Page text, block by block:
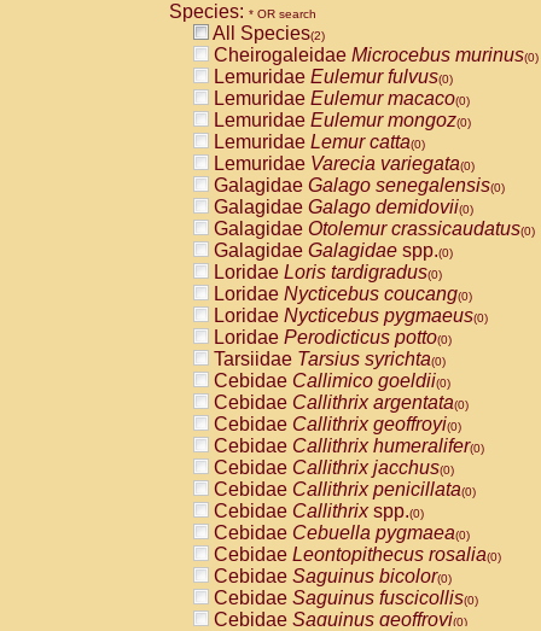
Species: * OR search
All Species(2)
Cheirogaleidae Microcebus murinus(0)
Lemuridae Eulemur fulvus(0)
Lemuridae Eulemur macaco(0)
Lemuridae Eulemur mongoz(0)
Lemuridae Lemur catta(0)
Lemuridae Varecia variegata(0)
Galagidae Galago senegalensis(0)
Galagidae Galago demidovii(0)
Galagidae Otolemur crassicaudatus(0)
Galagidae Galagidae spp.(0)
Loridae Loris tardigradus(0)
Loridae Nycticebus coucang(0)
Loridae Nycticebus pygmaeus(0)
Loridae Perodicticus potto(0)
Tarsiidae Tarsius syrichta(0)
Cebidae Callimico goeldii(0)
Cebidae Callithrix argentata(0)
Cebidae Callithrix geoffroyi(0)
Cebidae Callithrix humeralifer(0)
Cebidae Callithrix jacchus(0)
Cebidae Callithrix penicillata(0)
Cebidae Callithrixspp.(0)
Cebidae Cebuella pygmaea(0)
Cebidae Leontopithecus rosalia(0)
Cebidae Saguinus bicolor(0)
Cebidae Saguinus fuscicollis(0)
Cebidae Saguinus geoffroyi(0)